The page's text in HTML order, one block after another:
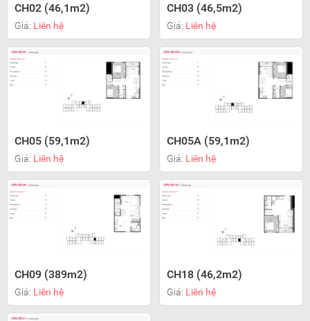
CH02 (46,1m2)
Giá: Liên hệ
CH03 (46,5m2)
Giá: Liên hệ
CH05 (59,1m2)
Giá: Liên hệ
CH05A (59,1m2)
Giá: Liên hệ
CH09 (389m2)
Giá: Liên hệ
CH18 (46,2m2)
Giá: Liên hệ